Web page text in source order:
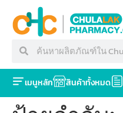
เมนูหลัก สินค้าทั้งหมด